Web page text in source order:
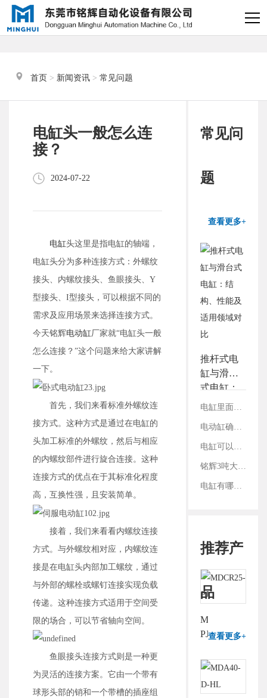
首页 > 新闻资讯 > 常见问题
电缸头一般怎么连
接？
2024-07-22
电缸头这里是指电缸的轴端，
电缸头分为多种连接方式：外螺纹
接头、内螺纹接头、鱼眼接头、Y
型接头、I型接头，可以根据不同的
需求及应用场景来选择连接方式。
今天铭辉电动缸厂家就“电缸头一般
怎么连接？”这个问题来给大家讲解
一下。
首先，我们来看标准外螺纹连
接方式。这种方式是通过在电缸的
头加工标准的外螺纹，然后与相应
的内螺纹部件进行旋合连接。这种
连接方式的优点在于其标准化程度
高，互换性强，且安装简单。
接着，我们来看看内螺纹连接
方式。与外螺纹相对应，内螺纹连
接是在电缸头内部加工螺纹，通过
与外部的螺栓或螺钉连接实现负载
传递。这种连接方式适用于空间受
限的场合，可以节省轴向空间。
鱼眼接头连接方式则是一种更
为灵活的连接方案。它由一个带有
球形头部的销和一个带槽的插座组
常见问
题
查看更多+
推杆式电
缸与滑台
式电缸：
结构、性
领域对比
电缸里面的丝杠是如何固定的？
电动缸确定减速比：看电机参数还是丝杠参数？
电缸可以承受哪个方向的负载？
铭辉3吨大推力电动缸硬核赋能重型装配
电缸有哪几种传动方式？
推荐产
品
查看更多+
MDCR25-
PJ
您好，我是电缸小助手，很高兴为
您服务
常见问题
器
2.铭辉电动缸型号参数表
料